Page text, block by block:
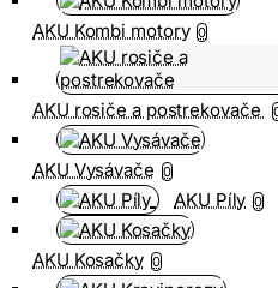
AKU Kombi motory 0
AKU rosiče a postrekovače
AKU Vysávače 0
AKU Píly 0
AKU Kosačky 0